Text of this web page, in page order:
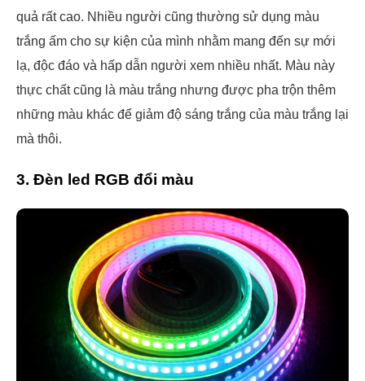
quả rất cao. Nhiều người cũng thường sử dụng màu
trắng ấm cho sự kiện của mình nhằm mang đến sự mới
lạ, độc đáo và hấp dẫn người xem nhiều nhất. Màu này
thực chất cũng là màu trắng nhưng được pha trộn thêm
những màu khác để giảm độ sáng trắng của màu trắng lại
mà thôi.
3. Đèn led RGB đổi màu